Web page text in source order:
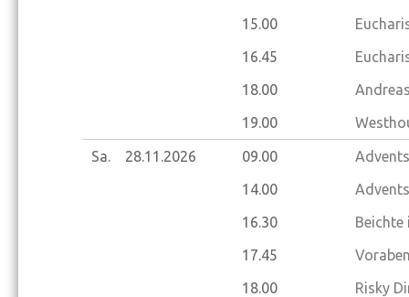
15.00
16.45
18.00
19.00
Sa. 28.11.2026 09.00
14.00
16.30
Beichte
17.45
18.00
Risky